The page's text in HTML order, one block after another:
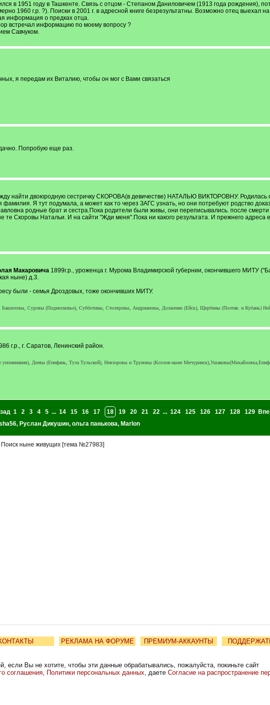
в 1951 году в Ташкенте. Связь с отцом - Степаном Даниловичем (1913 года рождения),
1960 г.р. ?). Поиски в 2001 г. в адресной книге безрезультатны. Возможно отец выехал
информация о предках отца.
встречал информацию по моему вопросу ?
Савчуком.
я передам их Виталию, чтобы он мог с Вами связаться
Попробую еще раз.
найти двоюродную сестричку СКОРОВА(в девичестве) НАТАЛЬЮ ВИКТОРОВНУ. Родилась
фамилия. Я тут подумала, а может как то через ЗАГС узнать, но они потребуют родство
родные брат и сестра.Пока родители были живы, они переписывались. после
те Скоровы Натальи. И на сайти "Жди меня".Пока ни какого результата. И прежнего адреса
Макаровича1899г.р., уроженца г. Мурома Владимирской губернии, окончившего МИТУ
ныне) д.3.
были - семья Дроздовых, тоже окончивших МИТУ.
Суровы (Подмосковье), Субботины, Столяровы, Андриановы, Долженко (Ейск), Щербины (Полтав. и Кубань)
г.р., г. Саратов, Ленинский район.
упоминания), Деевы (Епифань, Тула Тульской), Невзоровы и Труновы (Козлов-ныне
1 2 3 4 5 ... 14 15 16 17 18 19 20 21 22 ... 124 125 126 127 128 129
, Руслан Дикушин, ольга панькова, Marlon
Поиск ныне живущих [тема №27983]
РЕКЛАМА НА ФОРУМЕ ПРЕМИУМ-АККАУНТЫ
если Вы не хотите, чтобы эти данные обрабатывались, пожалуйста, покиньте сайт
соглашения, Политики персональных данных, даете Согласие на распространение